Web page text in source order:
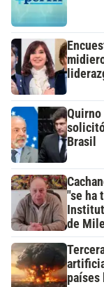
Brasil
"se ha
de
países